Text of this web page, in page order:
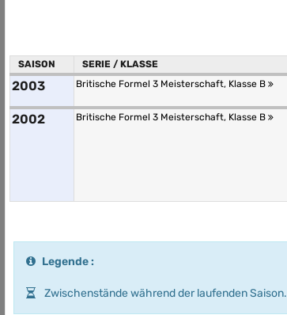
SAISON SERIE / KLASSE
2003 Britische Formel 3 Meisterschaft, Klasse B
2002 Britische Formel 3 Meisterschaft, Klasse B
Legende :
Zwischenstände während der laufenden Saison.